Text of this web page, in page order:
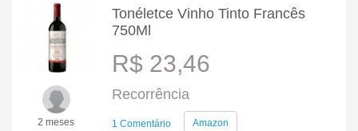
2 meses
Tonéletce Vinho Tinto Francês
750Ml
R$ 23,46
Recorrência
1 Comentário Amazon